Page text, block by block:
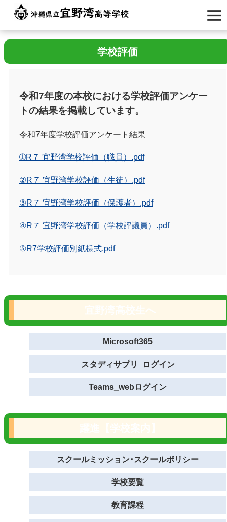
学校評価
令和7年度の本校における学校評価アンケー
トの結果を掲載しています。
令和7年度学校評価アンケート結果
➀R７ 宜野湾学校評価（職員）.pdf
②R７ 宜野湾学校評価（生徒）.pdf
③R７ 宜野湾学校評価（保護者）.pdf
④R７ 宜野湾学校評価（学校評議員）.pdf
⑤R7学校評価別紙様式.pdf
Microsoft365
スタディサプリ_ログイン
Teams_webログイン
スクールミッション･スクールポリシー
学校要覧
教育課程